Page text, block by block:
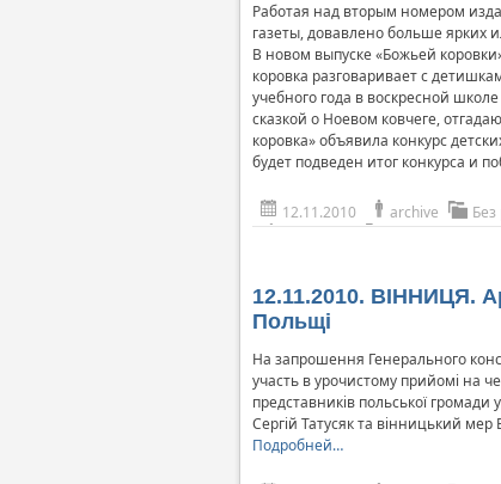
Работая над вторым номером
газеты, довавлено больше ярких
В новом выпуске «Божьей
коровка разговаривает с
учебного года в воскресной
сказкой о Ноевом ковчеге,
коровка» объявила конкурс
будет подведен итог конкурса и
12.11.2010 archive Без
12.11.2010. ВІННИЦЯ.
Польщі
На запрошення Генерального
участь в урочистому прийомі на
представників польської
Сергій Татусяк та вінницький
Подробней…